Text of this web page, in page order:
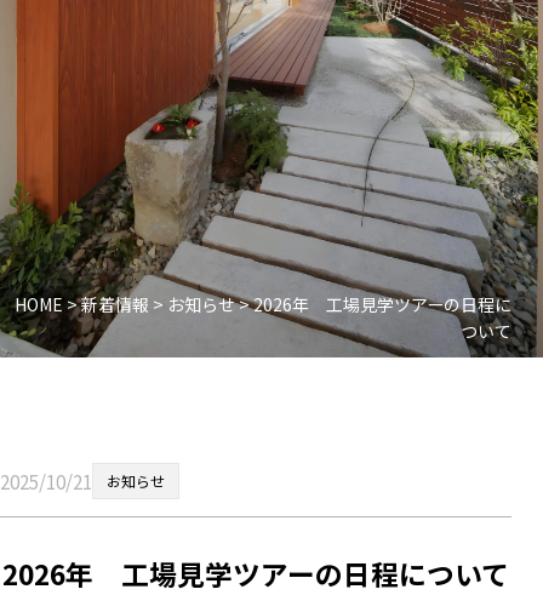
HOME >新着情報 > お知らせ>2026年 工場見学ツアーの日程に
ついて
2025/10/21 お知らせ
2026年 工場見学ツアーの日程について